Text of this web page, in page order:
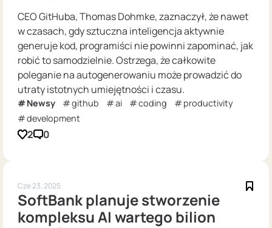
CEO GitHuba, Thomas Dohmke, zaznaczył, że nawet
w czasach, gdy sztuczna inteligencja aktywnie
generuje kod, programiści nie powinni zapominać, jak
robić to samodzielnie. Ostrzega, że całkowite
poleganie na autogenerowaniu może prowadzić do
utraty istotnych umiejętności i czasu.
Newsy github ai coding
productivity
development
2 0
Cze 23, 2025
SoftBank planuje stworzenie
kompleksu AI wartego bilion